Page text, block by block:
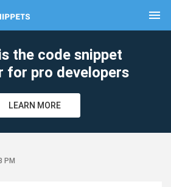
menu
the code snippet
for pro developers
LEARN MORE
PM
clear